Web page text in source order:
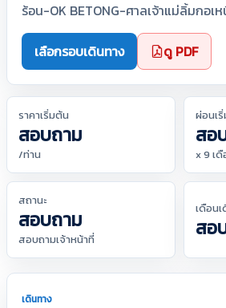
ร้อน-OK BETONG-ศาลเจ้าแม่ลิ้มกอ
เลือกรอบเดินทาง ดู PDF
ราคาเริ่มต้น
สอบถาม
/ท่าน
ผ่อนเ
สอ
x 9 เดื
สถานะ
สอบถาม
สอบถามเจ้าหน้าที่
เดือน
สอ
เดินทาง